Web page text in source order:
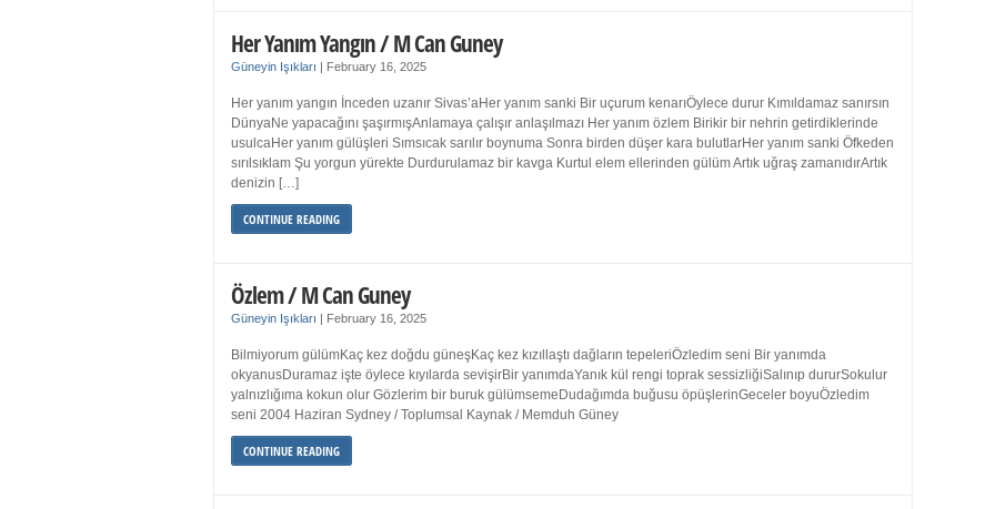
Her Yanım Yangın / M Can Guney
Güneyin Işıkları February 16, 2025
Her yanım yangın İnceden uzanır Sivas’aHer yanım sanki Bir uçurum kenarıÖylece durur Kımıldamaz sanırsın
DünyaNe yapacağını şaşırmışAnlamaya çalışır anlaşılmazı Her yanım özlem Birikir bir nehrin getirdiklerinde
usulcaHer yanım gülüşleri Sımsıcak sarılır boynuma Sonra birden düşer kara bulutlarHer yanım sanki Öfkeden
sırılsıklam Şu yorgun yürekte Durdurulamaz bir kavga Kurtul elem ellerinden gülüm Artık uğraş zamanıdırArtık
denizin […]
CONTINUE READING
Özlem / M Can Guney
Güneyin Işıkları February 16, 2025
Bilmiyorum gülümKaç kez doğdu güneşKaç kez kızıllaştı dağların tepeleriÖzledim seni Bir yanımda
okyanusDuramaz işte öylece kıyılarda sevişirBir yanımdaYanık kül rengi toprak sessizliğiSalınıp dururSokulur
yalnızlığıma kokun olur Gözlerim bir buruk gülümsemeDudağımda buğusu öpüşlerinGeceler boyuÖzledim
seni 2004 Haziran Sydney / Toplumsal Kaynak / Memduh Güney
CONTINUE READING